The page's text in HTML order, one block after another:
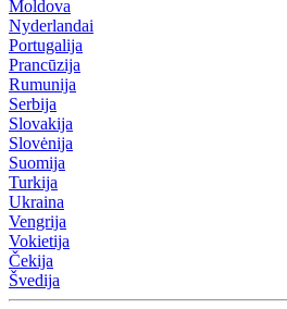
Moldova
Nyderlandai
Portugalija
Prancūzija
Rumunija
Serbija
Slovakija
Slovėnija
Suomija
Turkija
Ukraina
Vengrija
Vokietija
Čekija
Švedija